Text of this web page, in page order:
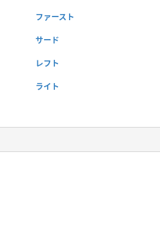
ファースト
サード
レフト
ライト